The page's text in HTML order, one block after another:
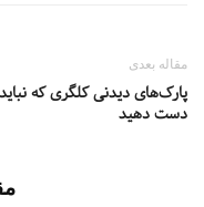
مقاله بعدی
پارک‌های دیدنی کلگری که
دست دهید